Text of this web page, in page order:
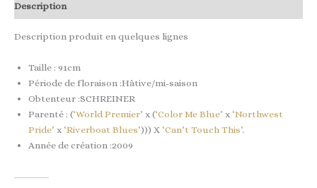
Description
Description produit en quelques lignes
Taille : 91cm
Période de floraison :Hâtive/mi-saison
Obtenteur :SCHREINER
Parenté : (‘World Premier’ x (‘Color Me Blue’ x ‘Northwest
Pride’ x ‘Riverboat Blues’))) X ‘Can’t Touch This’.
Année de création :2009